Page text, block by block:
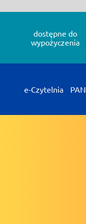
dostępne do
wypożyczenia
e-Czytelnia PAN